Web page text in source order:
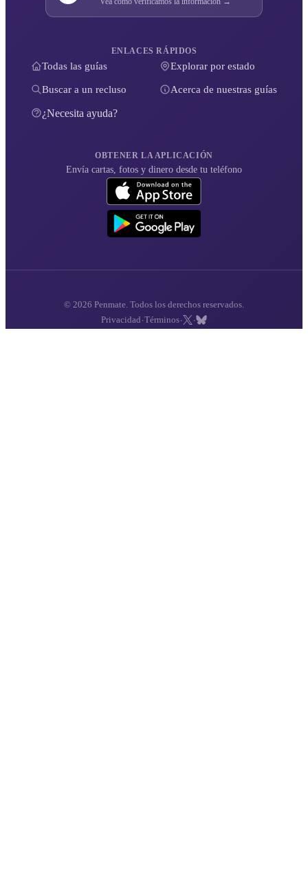
ENLACES RÁPIDOS
Todas las guías Explorar por estado
Buscar a un recluso Acerca de nuestras guías
¿Necesita ayuda?
OBTENER LA APLICACIÓN
Envía cartas, fotos y dinero desde tu teléfono
© 2026 Penmate. Todos los derechos reservados.
Privacidad ·Términos· ·